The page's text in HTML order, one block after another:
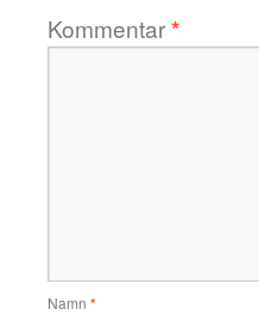
Kommentar*
Namn *